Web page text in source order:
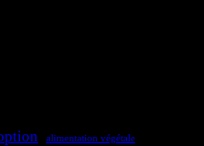
alimentation végétale